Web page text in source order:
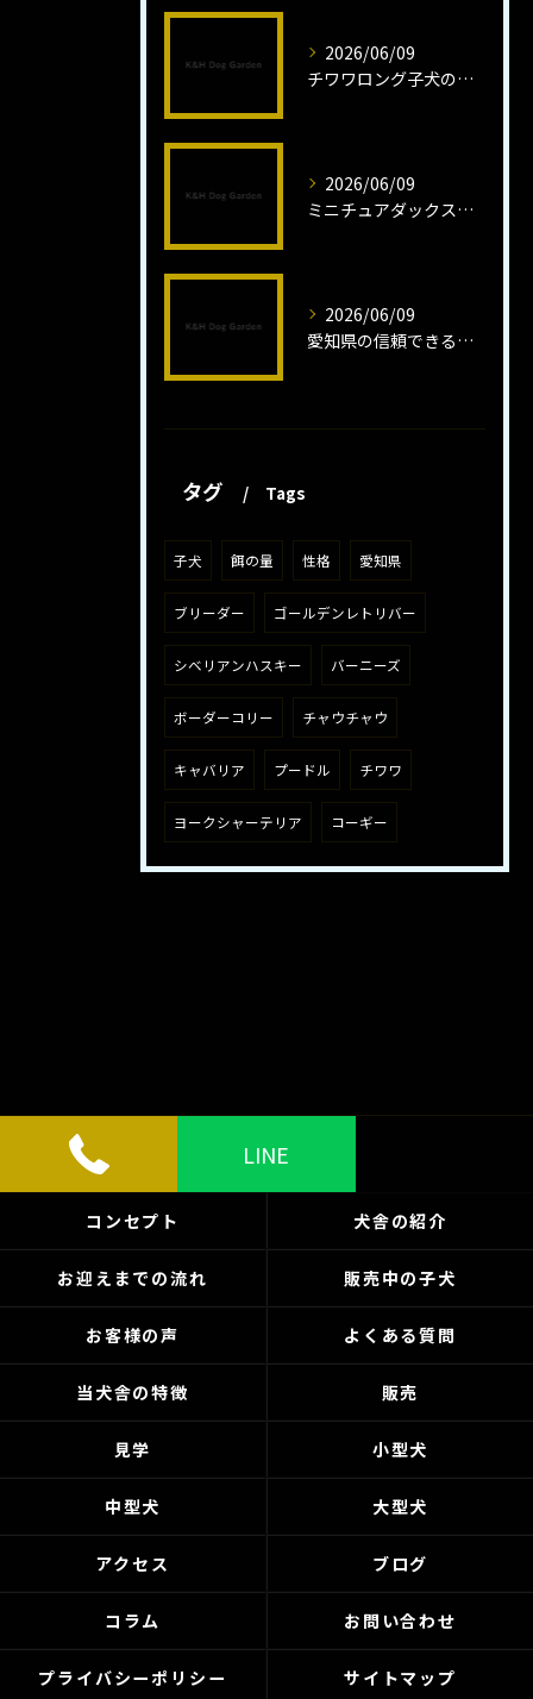
2026/06/09
チワワロング子犬の健康管理法とは
2026/06/09
ミニチュアダックスフンドロング子犬の魅力と育成法
2026/06/09
愛知県の信頼できるミニチュアピンシャーブリーダーの魅力
タグ Tags
子犬 餌の量 性格 愛知県
ブリーダー ゴールデンレトリバー
シベリアンハスキー バーニーズ
ボーダーコリー チャウチャウ
キャバリア プードル チワワ
ヨークシャーテリア コーギー
LINE
コンセプト 犬舎の紹介
お迎えまでの流れ 販売中の子犬
お客様の声 よくある質問
当犬舎の特徴 販売
見学 小型犬
中型犬 大型犬
アクセス ブログ
コラム お問い合わせ
プライバシーポリシー サイトマップ